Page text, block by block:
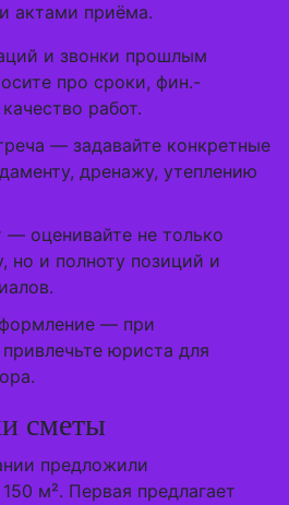
актами приёма.
и звонки прошлым
про сроки, фин.-
работ.
— задавайте конкретные
дренажу, утеплению
— оценивайте не только
но и полноту позиций и
— при
юриста для
сметы
предложили
м². Первая предлагает